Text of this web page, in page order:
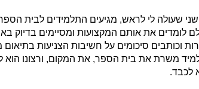
שעולה לי לראש, מגיעים התלמידים לבית
לומדים את אותם המקצועות ומסיימים בדיוק
וכותבים סיכומים על חשיבות הצניעות בתיאום
משרת את בית הספר, את המקום, ורצונו הוא
לכבד.